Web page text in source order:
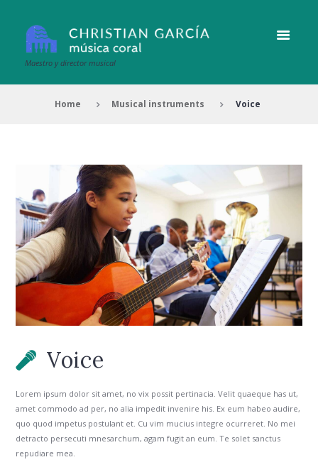
Maestro y director musical
Home Musical instruments Voice
Voice
Lorem ipsum dolor sit amet, no vix possit pertinacia. Velit quaeque has ut,
amet commodo ad per, no alia impedit invenire his. Ex eum habeo audire,
quo quod impetus postulant et. Cu vim mucius integre ocurreret. No mei
detracto persecuti mnesarchum, agam fugit an eum. Te solet sanctus
repudiare mea.